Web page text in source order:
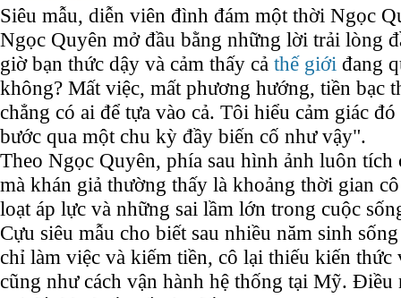
Siêu mẫu, diễn viên đình đám một thời Ngọc
Ngọc Quyên mở đầu bằng những lời trải lòng
giờ bạn thức dậy và cảm thấy cả thế giới đang
không? Mất việc, mất phương hướng, tiền bạc
chẳng có ai để tựa vào cả. Tôi hiểu cảm giác
bước qua một chu kỳ đầy biến cố như vậy".
Theo Ngọc Quyên, phía sau hình ảnh luôn
mà khán giả thường thấy là khoảng thời gian
loạt áp lực và những sai lầm lớn trong cuộc
Cựu siêu mẫu cho biết sau nhiều năm sinh
chỉ làm việc và kiếm tiền, cô lại thiếu kiến thức
cũng như cách vận hành hệ thống tại Mỹ. Điều